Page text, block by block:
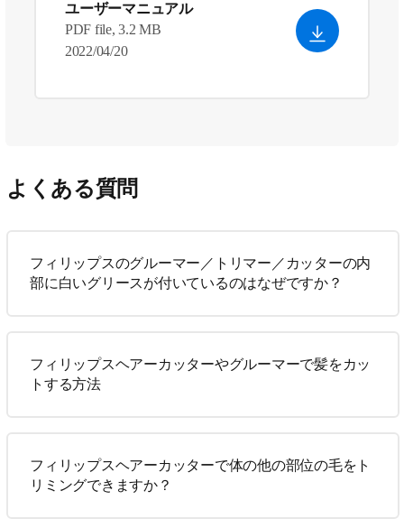
ユーザーマニュアル
PDF file, 3.2 MB
2022/04/20
よくある質問
フィリップスのグルーマー／トリマー／カッターの内
部に白いグリースが付いているのはなぜですか？
フィリップスヘアーカッターやグルーマーで髪をカッ
トする方法
フィリップスヘアーカッターで体の他の部位の毛をト
リミングできますか？